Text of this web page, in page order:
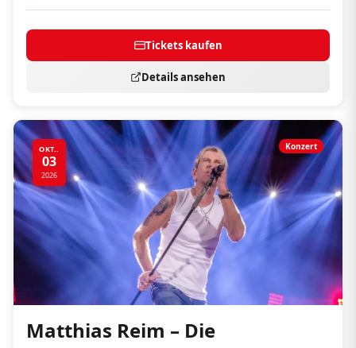
Tickets kaufen
Details ansehen
OKT..
03
2026
Konzert
Matthias Reim – Die